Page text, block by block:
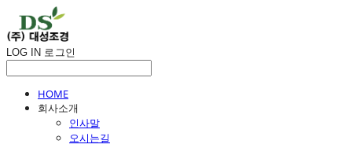
LOG IN 로그인
HOME
회사소개
인사말
오시는길